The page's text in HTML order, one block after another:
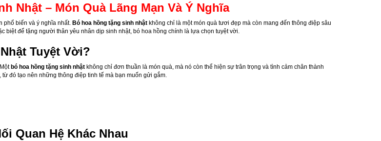
Nhật – Món Quà Lãng Mạn Và Ý Nghĩa
phổ biến và ý nghĩa nhất. Bó hoa hồng tặng sinh nhật không chỉ là một món quà tươi đẹp mà còn mang đến thông điệp sâu
biệt để tặng người thân yêu nhân dịp sinh nhật, bó hoa hồng chính là lựa chọn tuyệt vời.
Tuyệt Vời?
bó hoa hồng tặng sinh nhật không chỉ đơn thuần là món quà, mà nó còn thể hiện sự trân trọng và tình cảm chân thành
đó tạo nên những thông điệp tinh tế mà bạn muốn gửi gắm.
Quan Hệ Khác Nhau